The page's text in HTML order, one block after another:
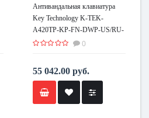
Антивандальная клавиатура
Key Technology K-TEK-
A420TP-KP-FN-DWP-US/RU-
USB
0
55 042.00 руб.